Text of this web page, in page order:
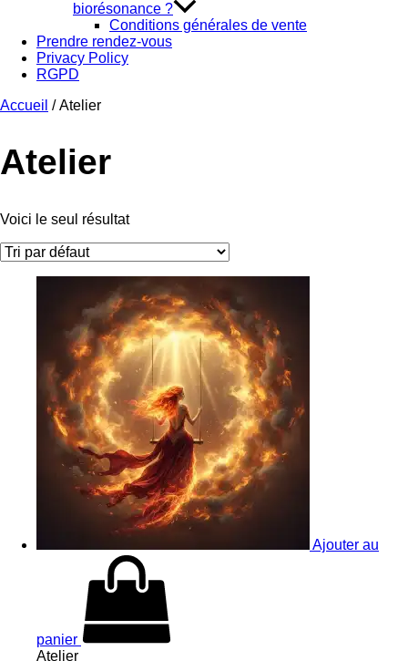
biorésonance ?
Conditions générales de vente
Prendre rendez-vous
Privacy Policy
RGPD
Accueil / Atelier
Atelier
Voici le seul résultat
Ajouter au
panier
Atelier